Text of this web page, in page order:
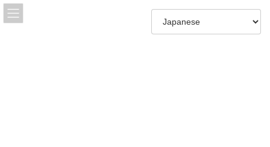
コ
ン
ナ
ビ